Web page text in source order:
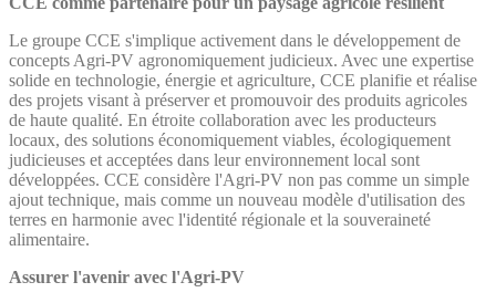
Le groupe CCE s'implique activement dans le développement de
concepts Agri-PV agronomiquement judicieux. Avec une expertise
solide en technologie, énergie et agriculture, CCE planifie et réalise
des projets visant à préserver et promouvoir des produits agricoles
de haute qualité. En étroite collaboration avec les producteurs
locaux, des solutions économiquement viables, écologiquement
judicieuses et acceptées dans leur environnement local sont
développées. CCE considère l'Agri-PV non pas comme un simple
ajout technique, mais comme un nouveau modèle d'utilisation des
terres en harmonie avec l'identité régionale et la souveraineté
alimentaire.
Assurer l'avenir avec l'Agri-PV